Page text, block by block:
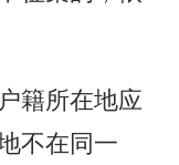
籍所在地应
不在同一